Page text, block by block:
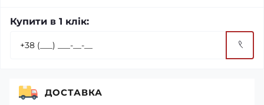
Купити в 1 клік:
ДОСТАВКА